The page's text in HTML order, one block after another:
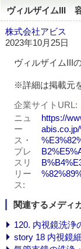
ヴィルザイムIII
株式会社アビス
2023年10月25日
ヴィルザイムIII
※詳細は掲載元
企業サイトURL
ニュ
ー
ス・
プレ
スリ
リー
ス
https://
関連するメディ
120. 内視鏡洗浄
story 18 内視鏡